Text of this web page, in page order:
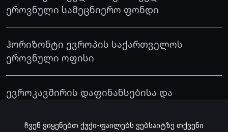
ეროვნული სამეცნიერო ფონდი
ჰორიზონტი ევროპის საქართველოს
ეროვნული ოფისი
ევროკავშირის დაფინანსებისა და
ჩვენ ვიყენებთ ქუქი-ფაილებს ვებსაიტზე თქვენი